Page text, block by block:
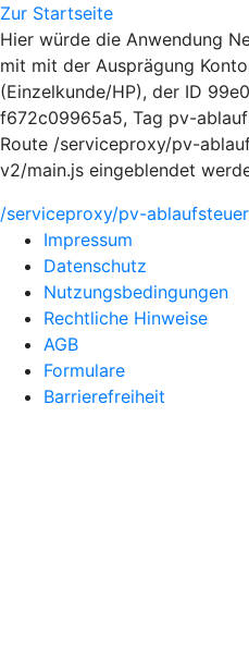
Zur Startseite
Hier würde die Anwendung
mit mit der Ausprägung
(Einzelkunde/HP), der ID
f672c09965a5, Tag pv-
Route /serviceproxy/pv-
v2/main.js eingeblendet
/serviceproxy/pv-
Impressum
Datenschutz
Nutzungsbedingungen
Rechtliche Hinweise
AGB
Formulare
Barrierefreiheit